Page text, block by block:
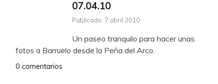
07.04.10
Publicado: 7 abril 2010
Un paseo tranquilo para hacer unas
fotos a Barruelo desde la Peña del Arco.
0 comentarios